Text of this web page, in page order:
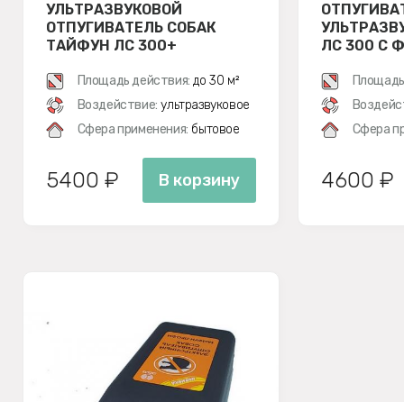
УЛЬТРАЗВУКОВОЙ
ОТПУГИВАТЕЛЬ СОБАК
ТАЙФУН ЛС 300+
Площадь действия: до 30 м²
Воздействие: ультразвуковое
Сфера применения: бытовое
5400 ₽ В корзину
ЛС 300 С
Сфера
4600 ₽